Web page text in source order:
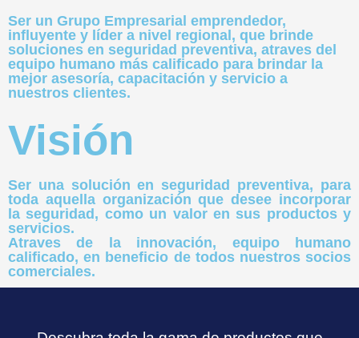
Ser un Grupo Empresarial emprendedor,
influyente y líder a nivel regional, que brinde
soluciones en seguridad preventiva, atraves del
equipo humano más calificado para brindar la
mejor asesoría, capacitación y servicio a
nuestros clientes.
Visión
Ser una solución en seguridad preventiva, para
toda aquella organización que desee incorporar
la seguridad, como un valor en sus productos y
servicios.
Atraves de la innovación, equipo humano
calificado, en beneficio de todos nuestros socios
comerciales.